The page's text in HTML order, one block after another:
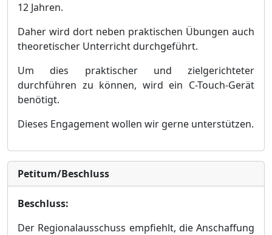
12 Jahren.
Daher wird dort neben praktischen Übungen auch
theoretischer Unterricht durchgeführt.
Um dies praktischer und zielgerichteter
durchführen zu können, wird ein C-Touch-Gerät
benötigt.
Dieses Engagement wollen wir gerne unterstützen.
Petitum/Beschluss
Beschluss:
Der Regionalausschuss empfiehlt, die Anschaffung